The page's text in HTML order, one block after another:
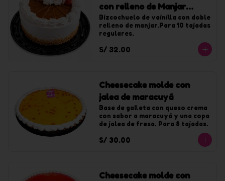
con relleno de Manjar
chica
Bizcochuelo de vainilla con doble
relleno de manjar.Para 10 tajadas
regulares.
S/ 32.00
Cheesecake molde con
jalea de maracuyá
Base de galleta con queso crema
con sabor a maracuyá y una copa
de jalea de fresa. Para 8 tajadas.
S/ 30.00
Cheesecake molde con